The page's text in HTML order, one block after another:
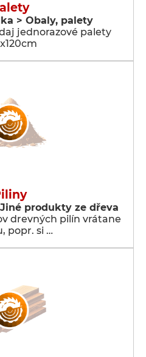
> Obaly, palety
jednorazové palety
produkty ze dřeva
drevných pilín vrátane
popr. si …